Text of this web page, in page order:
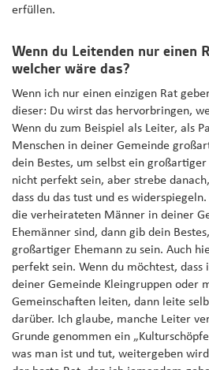
erfüllen.
Wenn du Leitenden nur einen
welcher wäre das?
Wenn ich nur einen einzigen Rat
dieser: Du wirst das hervorbringen,
Wenn du zum Beispiel als Leiter, als
Menschen in deiner Gemeinde
dein Bestes, um selbst ein großartiger
nicht perfekt sein, aber strebe
dass du das tust und es
die verheirateten Männer in deiner
Ehemänner sind, dann gib dein
großartiger Ehemann zu sein. Auch
perfekt sein. Wenn du möchtest,
deiner Gemeinde Kleingruppen oder
Gemeinschaften leiten, dann leite
darüber. Ich glaube, manche Leiter
Grunde genommen ein
was man ist und tut, weitergeben